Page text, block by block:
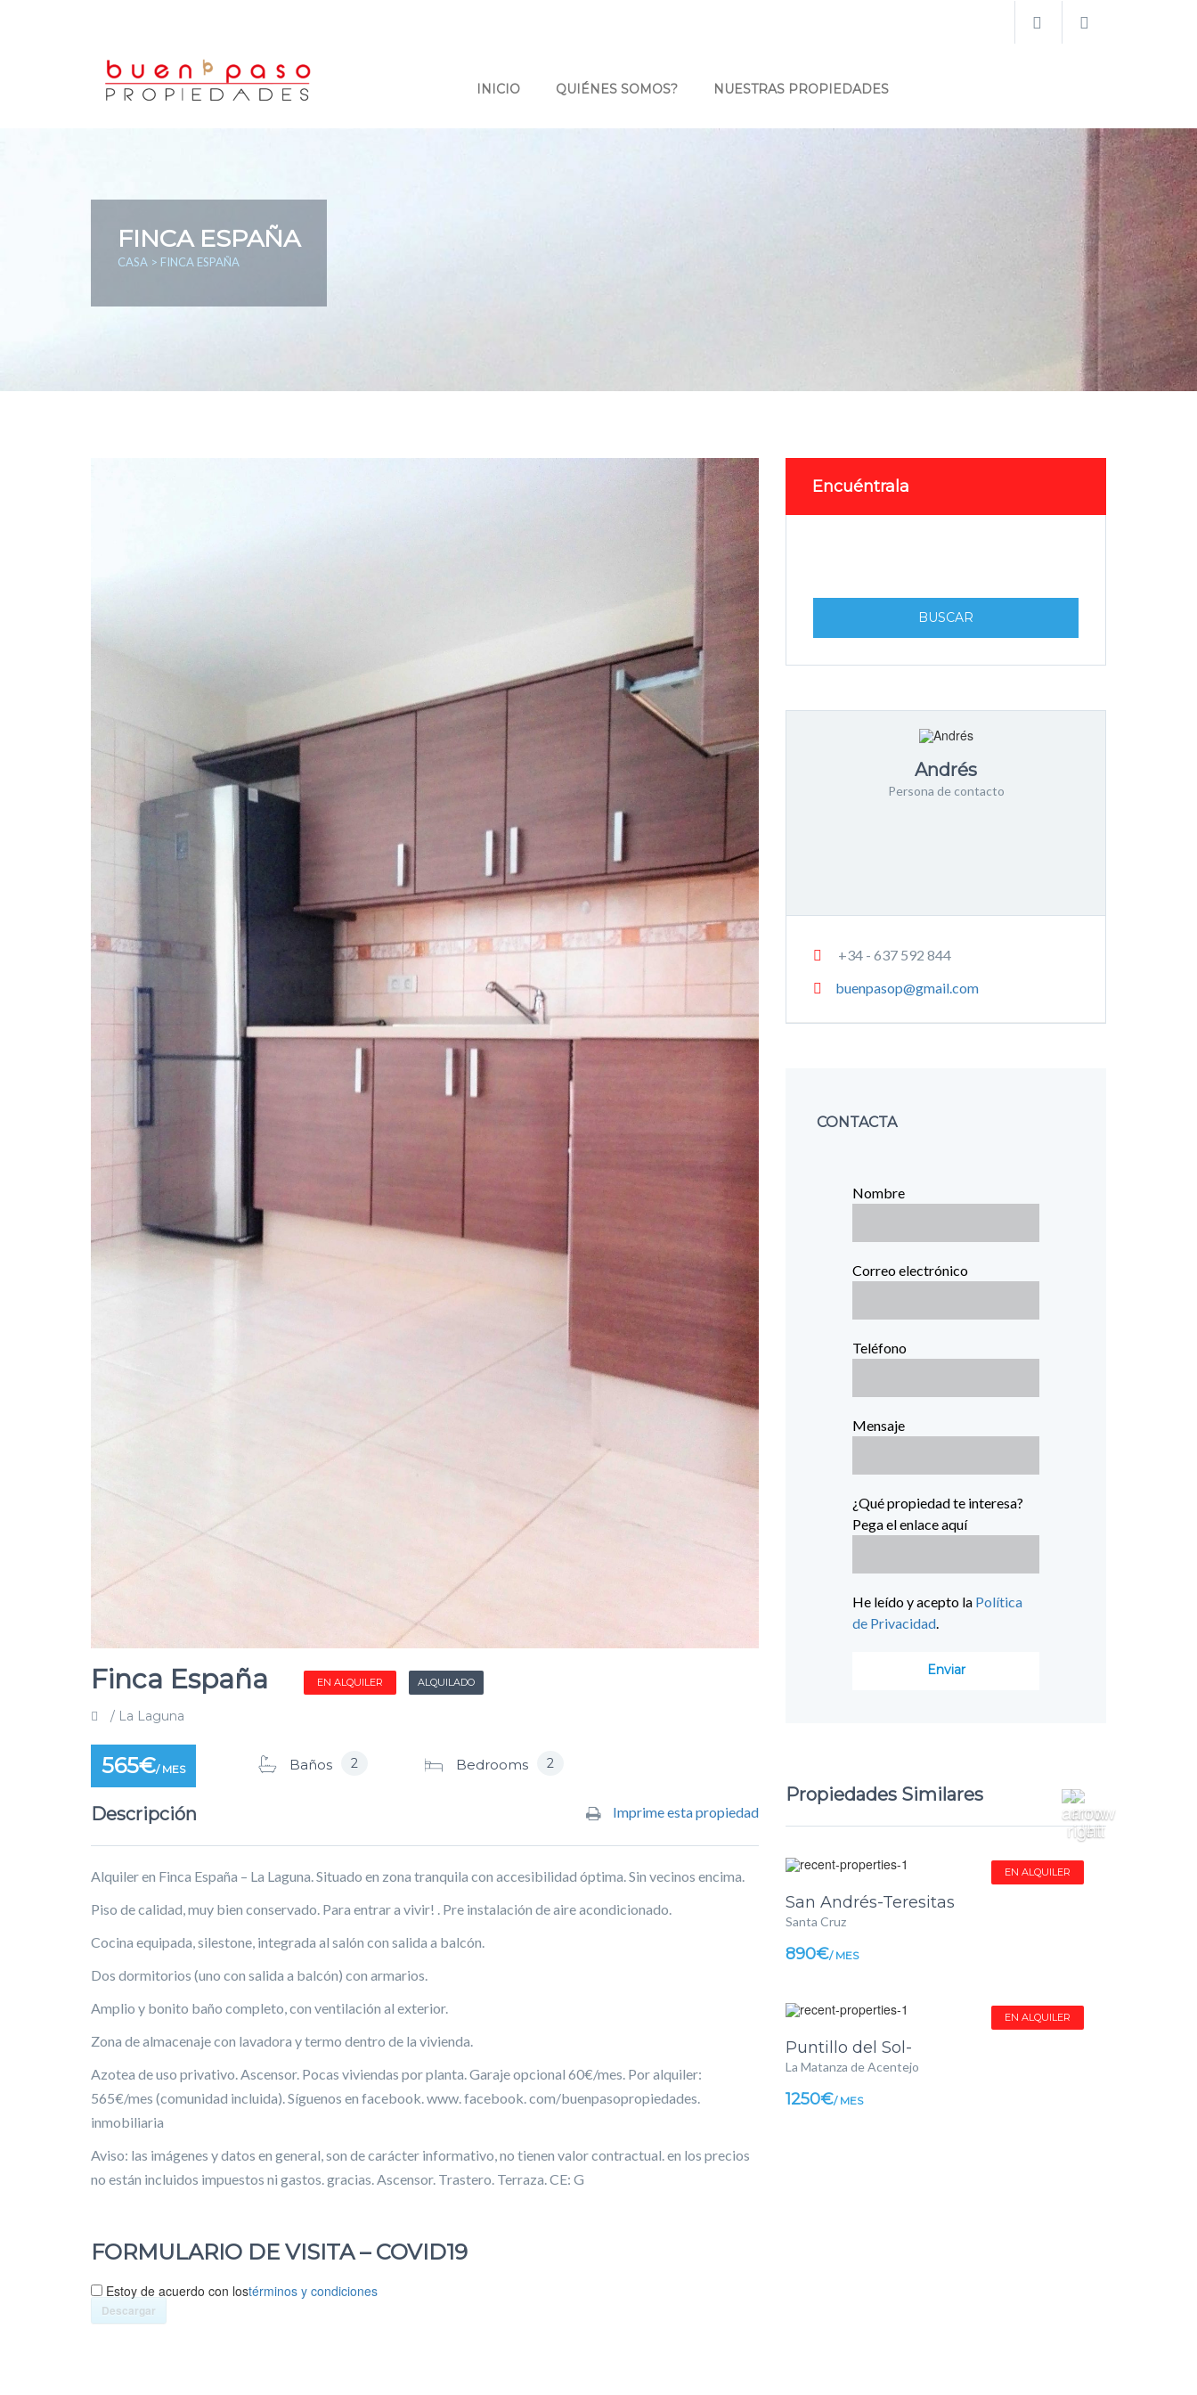
INICIO QUIÉNES SOMOS? NUESTRAS PROPIEDADES
FINCA ESPAÑA
CASA > FINCA ESPAÑA
Finca España EN ALQUILER ALQUILADO
/ La Laguna
565€/ MES Baños 2 Bedrooms 2
Descripción Imprime esta propiedad
Alquiler en Finca España – La Laguna. Situado en zona tranquila con accesibilidad óptima. Sin vecinos encima.
Piso de calidad, muy bien conservado. Para entrar a vivir! . Pre instalación de aire acondicionado.
Cocina equipada, silestone, integrada al salón con salida a balcón.
Dos dormitorios (uno con salida a balcón) con armarios.
Amplio y bonito baño completo, con ventilación al exterior.
Zona de almacenaje con lavadora y termo dentro de la vivienda.
Azotea de uso privativo. Ascensor. Pocas viviendas por planta. Garaje opcional 60€/mes. Por alquiler:
565€/mes (comunidad incluida). Síguenos en facebook. www. facebook. com/buenpasopropiedades.
inmobiliaria
Aviso: las imágenes y datos en general, son de carácter informativo, no tienen valor contractual. en los precios
no están incluidos impuestos ni gastos. gracias. Ascensor. Trastero. Terraza. CE: G
FORMULARIO DE VISITA – COVID19
Estoy de acuerdo con lostérminos y condiciones
Descargar
Encuéntrala
BUSCAR
Andrés
Persona de contacto
+34 - 637 592 844
buenpasop@gmail.com
CONTACTA
Nombre
Correo electrónico
Teléfono
Mensaje
¿Qué propiedad te interesa?
Pega el enlace aquí
He leído y acepto la Política
de Privacidad.
Propiedades Similares
EN ALQUILER
San Andrés-Teresitas
Santa Cruz
890€/ MES
EN ALQUILER
Puntillo del Sol-
La Matanza de Acentejo
1250€/ MES